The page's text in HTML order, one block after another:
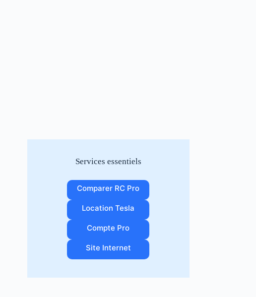
Services essentiels
Comparer RC Pro
Location Tesla
Compte Pro
Site Internet